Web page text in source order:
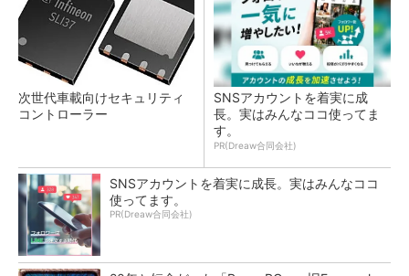
次世代車載向けセキュリティ
コントローラー
SNSアカウントを着実に成
長。実はみんなココ使ってま
す。
PR(Dreaw合同会社)
SNSアカウントを着実に成長。実はみんなココ
使ってます。
PR(Dreaw合同会社)